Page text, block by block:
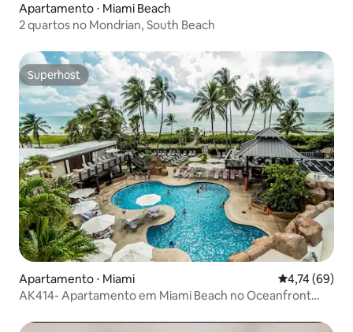
Apartamento ⋅ Miami Beach
2 quartos no Mondrian, South Beach
Superhost
Superhost
Apartamento ⋅ Miami 4,74 de uma
4,74 (69)
AK414- Apartamento em Miami Beach no Oceanfront